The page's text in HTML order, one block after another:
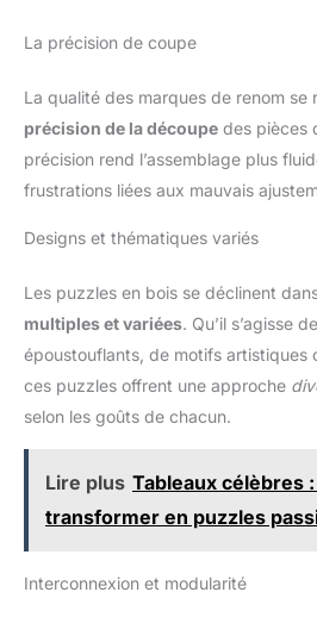
La précision de coupe
La qualité des marques de renom se
précision de la découpe des pièces
précision rend l’assemblage plus
frustrations liées aux mauvais
Designs et thématiques variés
Les puzzles en bois se déclinent
multiples et variées. Qu’il s’agisse
époustouflants, de motifs artistiques
ces puzzles offrent une approche
selon les goûts de chacun.
Lire plus Tableaux célèbres
transformer en puzzles
Interconnexion et modularité